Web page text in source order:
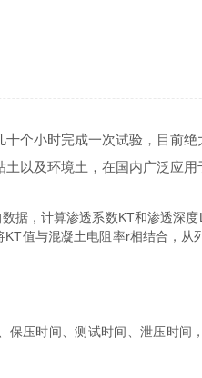
个小时完成一次试验，目前绝
以及环境土，在国内广泛应
，计算渗透系数KT和渗透深度
值与混凝土电阻率r相结合，从
压时间、测试时间、泄压时间